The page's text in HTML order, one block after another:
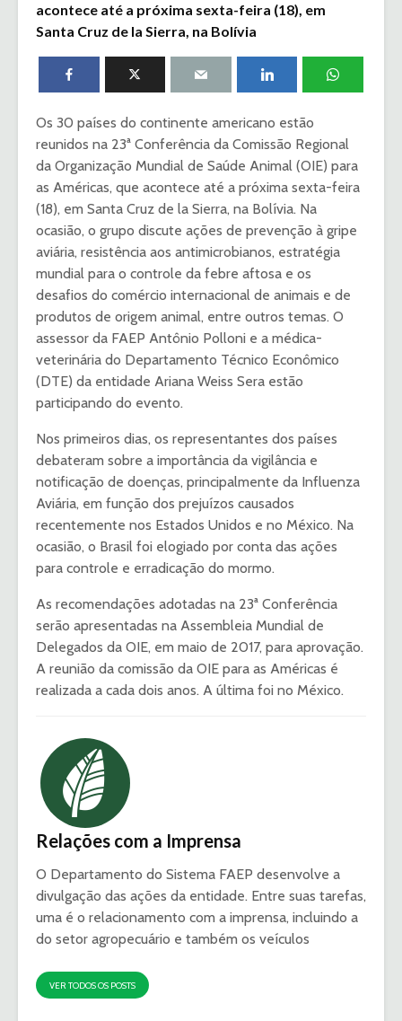
acontece até a próxima sexta-feira (18), em
Santa Cruz de la Sierra, na Bolívia
Os 30 países do continente americano estão
reunidos na 23ª Conferência da Comissão Regional
da Organização Mundial de Saúde Animal (OIE) para
as Américas, que acontece até a próxima sexta-feira
(18), em Santa Cruz de la Sierra, na Bolívia. Na
ocasião, o grupo discute ações de prevenção à gripe
aviária, resistência aos antimicrobianos, estratégia
mundial para o controle da febre aftosa e os
desafios do comércio internacional de animais e de
produtos de origem animal, entre outros temas. O
assessor da FAEP Antônio Polloni e a médica-
veterinária do Departamento Técnico Econômico
(DTE) da entidade Ariana Weiss Sera estão
participando do evento.
Nos primeiros dias, os representantes dos países
debateram sobre a importância da vigilância e
notificação de doenças, principalmente da Influenza
Aviária, em função dos prejuízos causados
recentemente nos Estados Unidos e no México. Na
ocasião, o Brasil foi elogiado por conta das ações
para controle e erradicação do mormo.
As recomendações adotadas na 23ª Conferência
serão apresentadas na Assembleia Mundial de
Delegados da OIE, em maio de 2017, para aprovação.
A reunião da comissão da OIE para as Américas é
realizada a cada dois anos. A última foi no México.
Relações com a Imprensa
O Departamento do Sistema FAEP desenvolve a
divulgação das ações da entidade. Entre suas tarefas,
uma é o relacionamento com a imprensa, incluindo a
do setor agropecuário e também os veículos
VER TODOS OS POSTS